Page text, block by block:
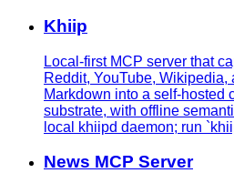
Khiip
Local-first MCP server that
Reddit, YouTube, Wikipedia,
Markdown into a self-hosted
substrate, with offline
local khiipd daemon; run
News MCP Server